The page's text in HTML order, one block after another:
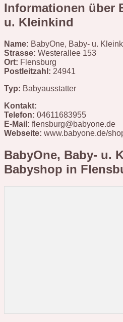
Informationen über
u. Kleinkind
Name: BabyOne, Baby- u.
Strasse: Westerallee 153
Ort: Flensburg
Postleitzahl: 24941
Typ: Babyausstatter
Kontakt:
Telefon: 04611683955
E-Mail: flensburg@babyone.de
Webseite: www.babyone.de/
BabyOne, Baby- u.
Babyshop in